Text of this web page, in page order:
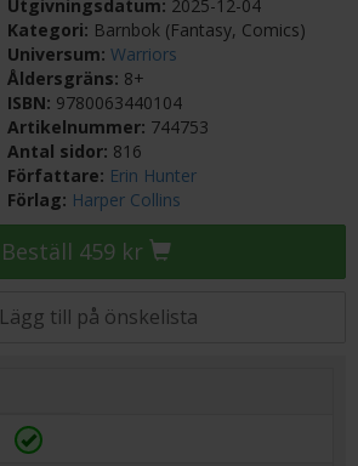
Utgivningsdatum: 2025-12-04
Kategori: Barnbok (Fantasy, Comics)
Universum:Warriors
Åldersgräns: 8+
ISBN: 9780063440104
Artikelnummer: 744753
Antal sidor: 816
Författare: Erin Hunter
Förlag: Harper Collins
Beställ 459 kr
Lägg till på önskelista